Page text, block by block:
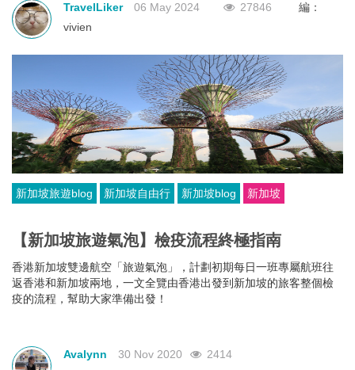
TravelLiker 06 May 2024 27846
編：
vivien
新加坡旅遊blog 新加坡自由行 新加坡blog 新加坡
【新加坡旅遊氣泡】檢疫流程終極指南
香港新加坡雙邊航空「旅遊氣泡」，計劃初期每日一班專屬航班往
返香港和新加坡兩地，一文全覽由香港出發到新加坡的旅客整個檢
疫的流程，幫助大家準備出發！
Avalynn 30 Nov 2020 2414